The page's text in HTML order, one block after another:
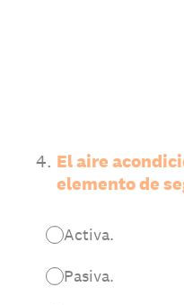
4. El aire
elemento de
Activa.
Pasiva.